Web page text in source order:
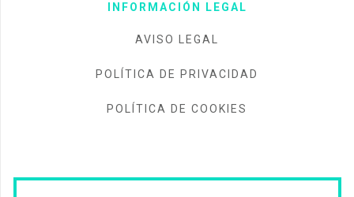
INFORMACIÓN LEGAL
AVISO LEGAL
POLÍTICA DE PRIVACIDAD
POLÍTICA DE COOKIES